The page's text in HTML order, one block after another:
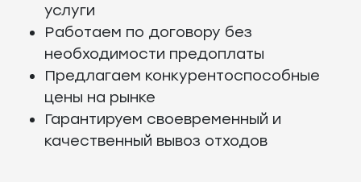
услуги
Работаем по договору без
необходимости предоплаты
Предлагаем конкурентоспособные
цены на рынке
Гарантируем своевременный и
качественный вывоз отходов